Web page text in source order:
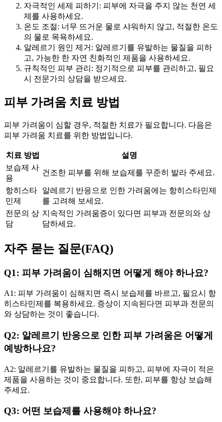
자극적인 세제 피하기: 피부에 자극을 주지 않는 천연 세
제를 사용하세요.
온도 조절: 너무 뜨거운 물로 샤워하지 않고, 적절한 온도
의 물로 목욕하세요.
알레르기 원인 제거: 알레르기를 유발하는 물질을 피하
고, 가능한 한 자연 친화적인 제품을 사용하세요.
규칙적인 피부 관리: 정기적으로 피부를 관리하고, 필요
시 전문가의 상담을 받으세요.
피부 가려움 치료 방법
피부 가려움이 심할 경우, 적절한 치료가 필요합니다. 다음은
피부 가려움 치료를 위한 방법입니다.
치료 방법
설명
보습제 사
용
건조한 피부를 위해 보습제를 꾸준히 발라 주세요.
항히스타
민제
알레르기 반응으로 인한 가려움에는 항히스타민제
를 고려해 보세요.
전문의 상
담
지속적인 가려움증이 있다면 피부과 전문의와 상
담하세요.
자주 묻는 질문(FAQ)
Q1: 피부 가려움이 심해지면 어떻게 해야 하나요?
A1: 피부 가려움이 심해지면 즉시 보습제를 바르고, 필요시 항
히스타민제를 복용하세요. 증상이 지속된다면 피부과 전문의
와 상담하는 것이 좋습니다.
Q2: 알레르기 반응으로 인한 피부 가려움은 어떻게
예방하나요?
A2: 알레르기를 유발하는 물질을 피하고, 피부에 자극이 적은
제품을 사용하는 것이 중요합니다. 또한, 피부를 항상 보습해
주세요.
Q3: 어떤 보습제를 사용해야 하나요?